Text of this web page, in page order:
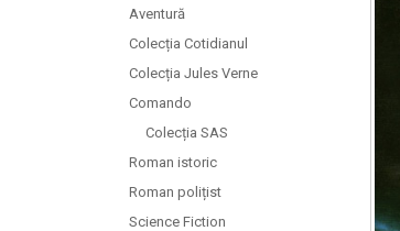
Aventură
Colecția Cotidianul
Colecția Jules Verne
Comando
Colecția SAS
Roman istoric
Roman polițist
Science Fiction